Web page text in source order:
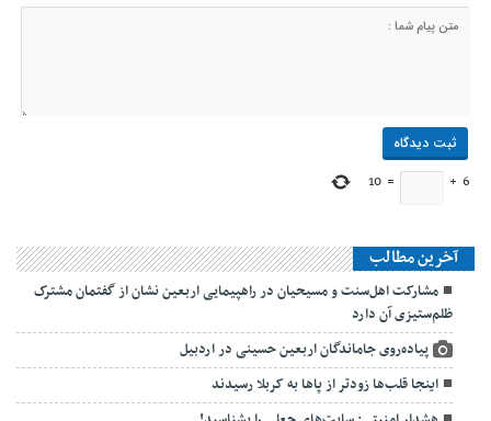
6
+
=
10
آخرین مطالب
مشارکت اهل‌سنت و مسیحیان در راهپیمایی اربعین نشان از گفتمان مشترک
ظلم‌ستیزی آن دارد
پیاده‌روی جاماندگان اربعین حسینی در اردبیل
اینجا قلب‌ها زودتر از پاها به کربلا رسیدند